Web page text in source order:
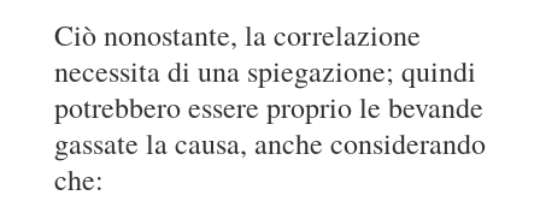
Ciò nonostante, la correlazione
necessita di una spiegazione; quindi
potrebbero essere proprio le bevande
gassate la causa, anche considerando
che: